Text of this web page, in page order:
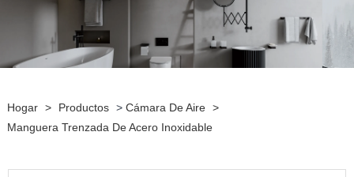
Hogar > Productos > Cámara De Aire >
Manguera Trenzada De Acero Inoxidable